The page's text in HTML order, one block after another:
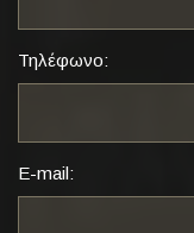
Τηλέφωνο:
E-mail: